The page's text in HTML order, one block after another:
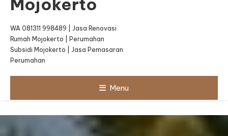
Mojokerto
WA 081311 998489 | Jasa Renovasi
Rumah Mojokerto | Perumahan
Subsidi Mojokerto | Jasa Pemasaran
Perumahan
Menu